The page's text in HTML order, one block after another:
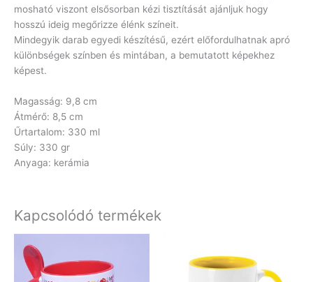
mosható viszont elsősorban kézi tisztítását ajánljuk hogy
hosszú ideig megőrizze élénk színeit.
Mindegyik darab egyedi készítésű, ezért előfordulhatnak apró
különbségek színben és mintában, a bemutatott képekhez
képest.
Magasság: 9,8 cm
Átmérő: 8,5 cm
Űrtartalom: 330 ml
Súly: 330 gr
Anyaga: kerámia
Kapcsolódó termékek